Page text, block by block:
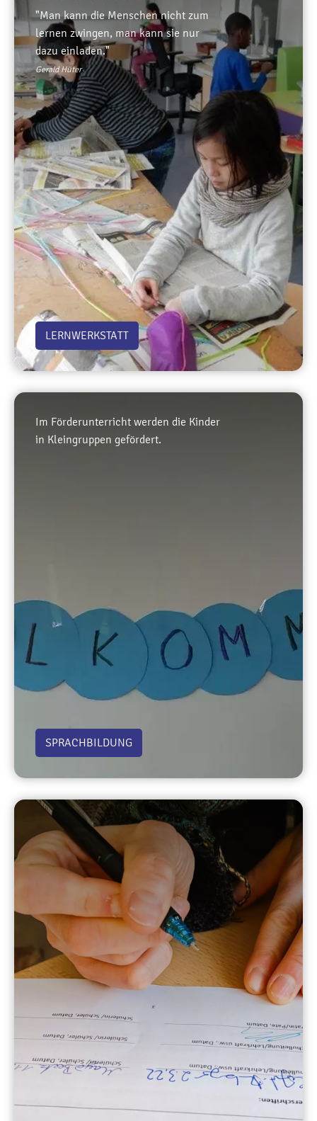
"Man kann die Menschen nicht zum
lernen zwingen, man kann sie nur
dazu einladen."
Gerald Hüter
LERNWERKSTATT
Im Förderunterricht werden die Kinder
in Kleingruppen gefördert.
SPRACHBILDUNG